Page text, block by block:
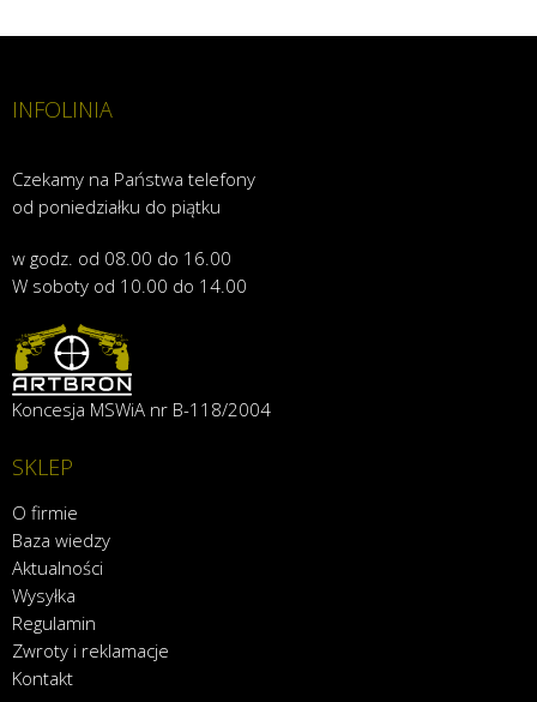
INFOLINIA
Czekamy na Państwa telefony
od poniedziałku do piątku
w godz. od 08.00 do 16.00
W soboty od 10.00 do 14.00
Koncesja MSWiA nr B-118/2004
SKLEP
O firmie
Baza wiedzy
Aktualności
Wysyłka
Regulamin
Zwroty i reklamacje
Kontakt